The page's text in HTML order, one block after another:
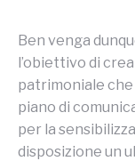
Ben venga
l’obiettivo di
patrimoniale che
piano di
per la
disposizione un